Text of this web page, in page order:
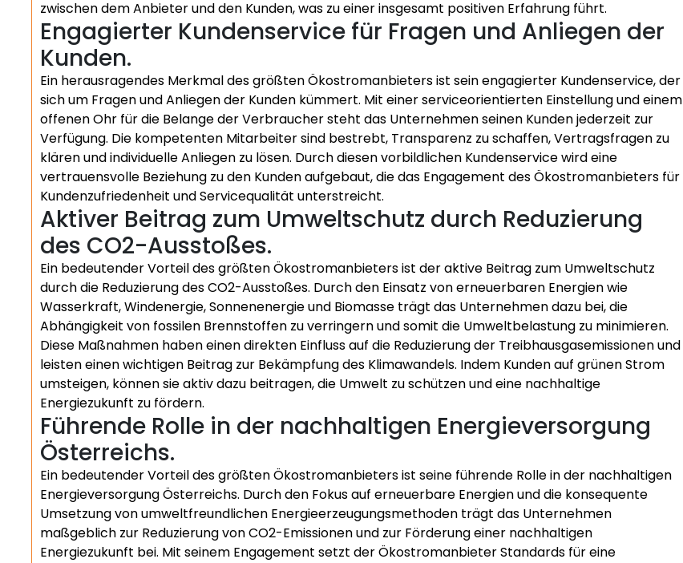
zwischen dem Anbieter und den Kunden, was zu einer insgesamt positiven Erfahrung führt.
Engagierter Kundenservice für Fragen und Anliegen der
Kunden.
Ein herausragendes Merkmal des größten Ökostromanbieters ist sein engagierter Kundenservice, der
sich um Fragen und Anliegen der Kunden kümmert. Mit einer serviceorientierten Einstellung und einem
offenen Ohr für die Belange der Verbraucher steht das Unternehmen seinen Kunden jederzeit zur
Verfügung. Die kompetenten Mitarbeiter sind bestrebt, Transparenz zu schaffen, Vertragsfragen zu
klären und individuelle Anliegen zu lösen. Durch diesen vorbildlichen Kundenservice wird eine
vertrauensvolle Beziehung zu den Kunden aufgebaut, die das Engagement des Ökostromanbieters für
Kundenzufriedenheit und Servicequalität unterstreicht.
Aktiver Beitrag zum Umweltschutz durch Reduzierung
des CO2-Ausstoßes.
Ein bedeutender Vorteil des größten Ökostromanbieters ist der aktive Beitrag zum Umweltschutz
durch die Reduzierung des CO2-Ausstoßes. Durch den Einsatz von erneuerbaren Energien wie
Wasserkraft, Windenergie, Sonnenenergie und Biomasse trägt das Unternehmen dazu bei, die
Abhängigkeit von fossilen Brennstoffen zu verringern und somit die Umweltbelastung zu minimieren.
Diese Maßnahmen haben einen direkten Einfluss auf die Reduzierung der Treibhausgasemissionen und
leisten einen wichtigen Beitrag zur Bekämpfung des Klimawandels. Indem Kunden auf grünen Strom
umsteigen, können sie aktiv dazu beitragen, die Umwelt zu schützen und eine nachhaltige
Energiezukunft zu fördern.
Führende Rolle in der nachhaltigen Energieversorgung
Österreichs.
Ein bedeutender Vorteil des größten Ökostromanbieters ist seine führende Rolle in der nachhaltigen
Energieversorgung Österreichs. Durch den Fokus auf erneuerbare Energien und die konsequente
Umsetzung von umweltfreundlichen Energieerzeugungsmethoden trägt das Unternehmen
maßgeblich zur Reduzierung von CO2-Emissionen und zur Förderung einer nachhaltigen
Energiezukunft bei. Mit seinem Engagement setzt der Ökostromanbieter Standards für eine